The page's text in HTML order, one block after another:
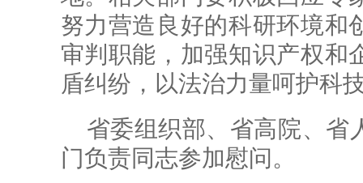
努力营造良好的科研环境和
审判职能，加强知识产权和
盾纠纷，以法治力量呵护科
省委组织部、省高院、省
门负责同志参加慰问。